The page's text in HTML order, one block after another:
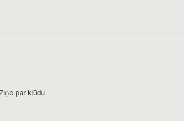
par kļūdu